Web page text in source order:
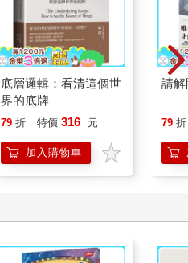
底層邏輯：看清這個世
界的底牌
79 折 特價 316 元
加入購物車
請解
79 折